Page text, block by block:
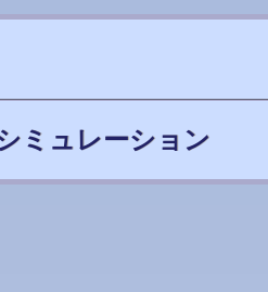
ミュレーション